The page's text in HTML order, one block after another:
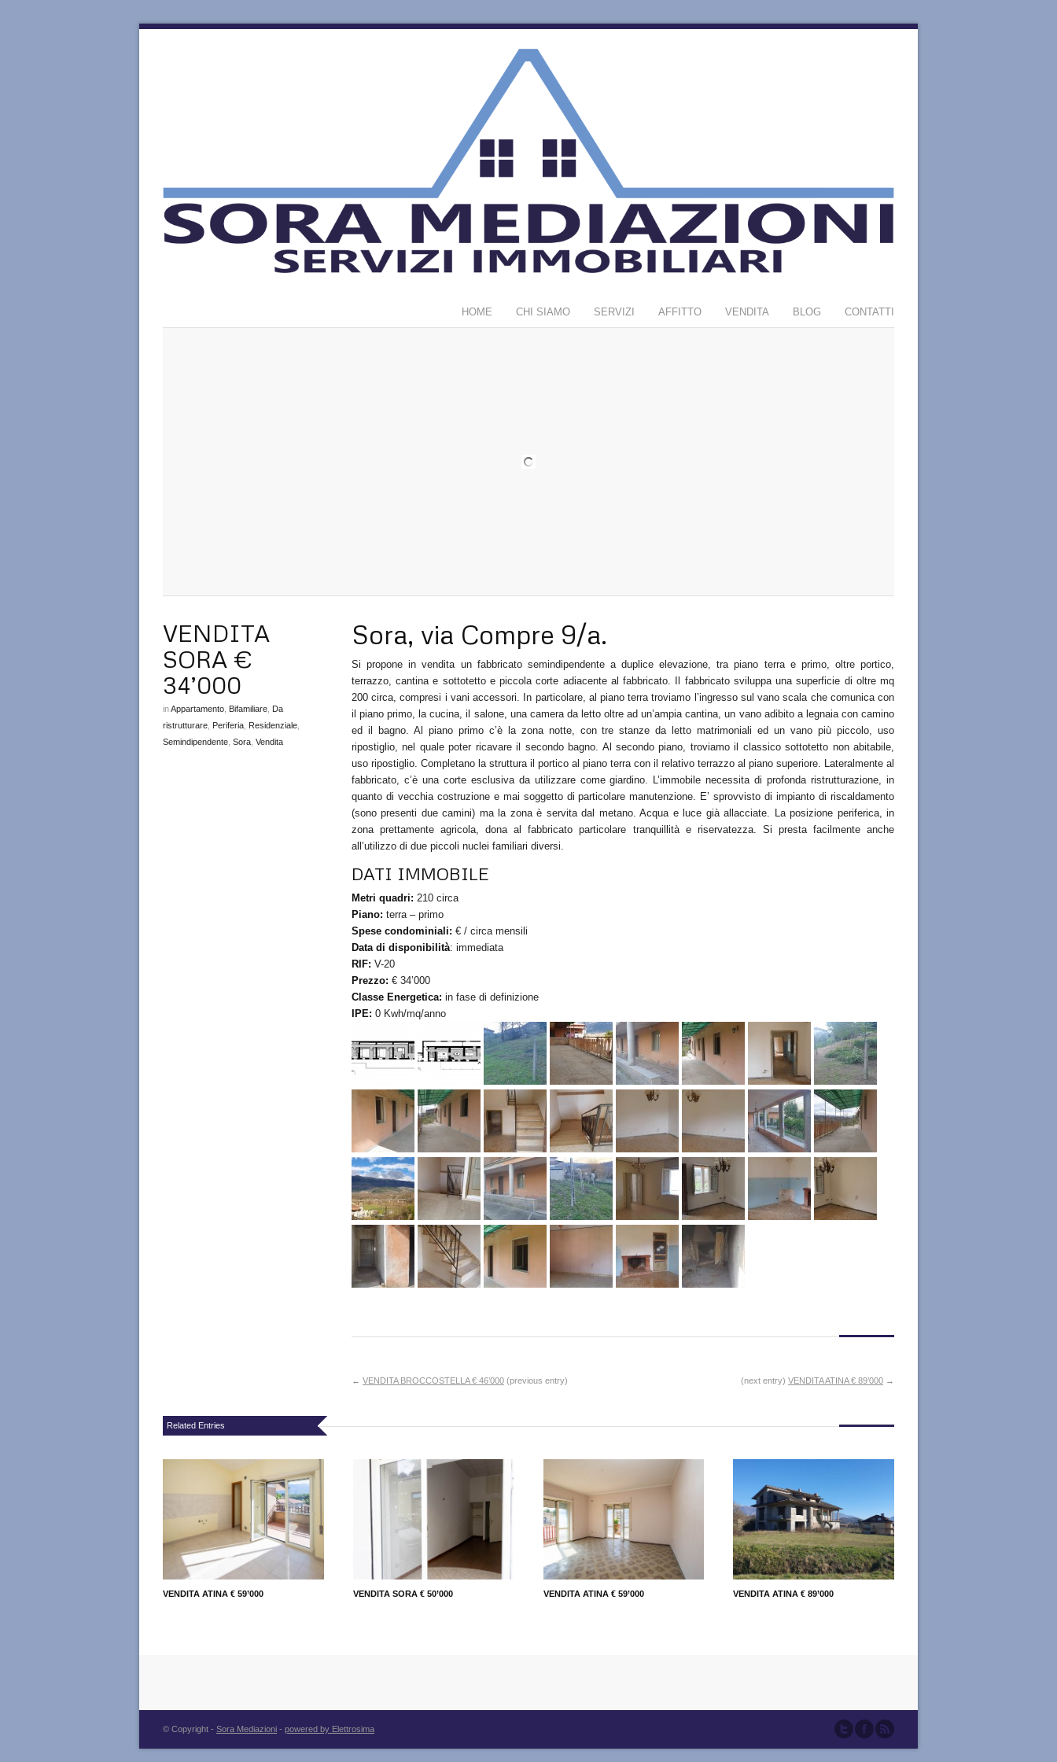
HOME CHI SIAMO SERVIZI AFFITTO VENDITA BLOG CONTATTI
VENDITA
SORA €
34’000
inAppartamento, Bifamiliare, Da
ristrutturare, Periferia, Residenziale,
Semindipendente, Sora, Vendita
Sora, via Compre 9/a.
Si propone in vendita un fabbricato semindipendente a duplice elevazione, tra piano terra e primo, oltre portico,
terrazzo, cantina e sottotetto e piccola corte adiacente al fabbricato. Il fabbricato sviluppa una superficie di oltre mq
200 circa, compresi i vani accessori. In particolare, al piano terra troviamo l’ingresso sul vano scala che comunica con
il piano primo, la cucina, il salone, una camera da letto oltre ad un’ampia cantina, un vano adibito a legnaia con camino
ed il bagno. Al piano primo c’è la zona notte, con tre stanze da letto matrimoniali ed un vano più piccolo, uso
ripostiglio, nel quale poter ricavare il secondo bagno. Al secondo piano, troviamo il classico sottotetto non abitabile,
uso ripostiglio. Completano la struttura il portico al piano terra con il relativo terrazzo al piano superiore. Lateralmente al
fabbricato, c’è una corte esclusiva da utilizzare come giardino. L’immobile necessita di profonda ristrutturazione, in
quanto di vecchia costruzione e mai soggetto di particolare manutenzione. E’ sprovvisto di impianto di riscaldamento
(sono presenti due camini) ma la zona è servita dal metano. Acqua e luce già allacciate. La posizione periferica, in
zona prettamente agricola, dona al fabbricato particolare tranquillità e riservatezza. Si presta facilmente anche
all’utilizzo di due piccoli nuclei familiari diversi.
DATI IMMOBILE
Metri quadri: 210 circa
Piano: terra – primo
Spese condominiali: € / circa mensili
Data di disponibilità: immediata
RIF: V-20
Prezzo: € 34’000
Classe Energetica: in fase di definizione
IPE: 0 Kwh/mq/anno
← VENDITA BROCCOSTELLA € 46’000 (previous entry) (next entry) VENDITA ATINA € 89’000 →
Related Entries
VENDITA ATINA € 59’000 VENDITA SORA € 50’000 VENDITA ATINA € 59’000 VENDITA ATINA € 89’000
© Copyright - Sora Mediazioni - powered by Elettrosima